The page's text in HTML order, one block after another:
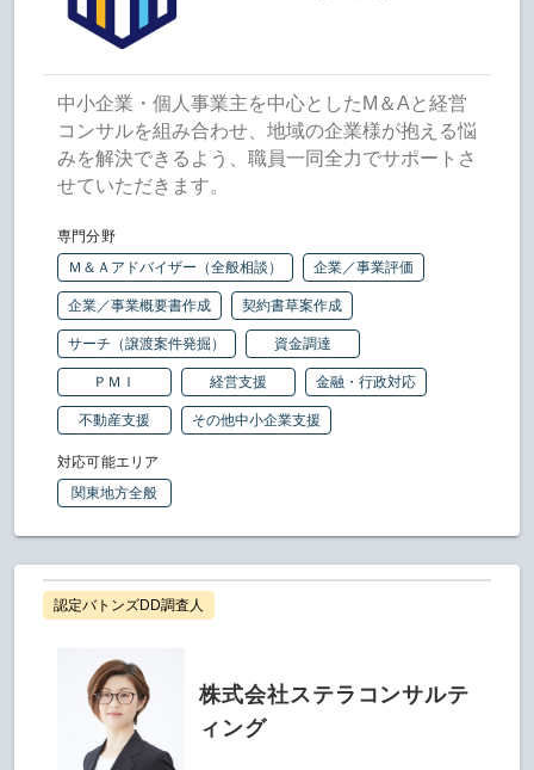
中小企業・個人事業主を中心としたM＆Aと経営
コンサルを組み合わせ、地域の企業様が抱える悩
みを解決できるよう、職員一同全力でサポートさ
せていただきます。
専門分野
Ｍ＆Ａアドバイザー（全般相談）
企業／事業評価
企業／事業概要書作成 契約書草案作成
サーチ（譲渡案件発掘） 資金調達
ＰＭＩ 経営支援 金融・行政対応
不動産支援 その他中小企業支援
対応可能エリア
関東地方全般
認定バトンズDD調査人
株式会社ステラコンサルテ
ィング